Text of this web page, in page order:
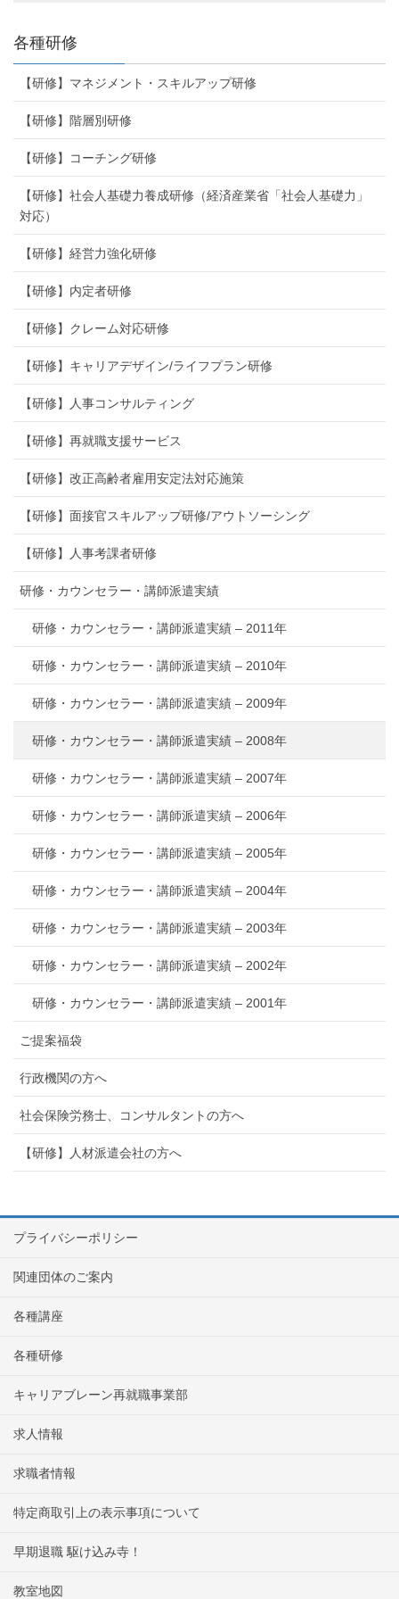
各種研修
【研修】マネジメント・スキルアップ研修
【研修】階層別研修
【研修】コーチング研修
【研修】社会人基礎力養成研修（経済産業省「社会人基礎力」
対応）
【研修】経営力強化研修
【研修】内定者研修
【研修】クレーム対応研修
【研修】キャリアデザイン/ライフプラン研修
【研修】人事コンサルティング
【研修】再就職支援サービス
【研修】改正高齢者雇用安定法対応施策
【研修】面接官スキルアップ研修/アウトソーシング
【研修】人事考課者研修
研修・カウンセラー・講師派遣実績
研修・カウンセラー・講師派遣実績 – 2011年
研修・カウンセラー・講師派遣実績 – 2010年
研修・カウンセラー・講師派遣実績 – 2009年
研修・カウンセラー・講師派遣実績 – 2008年
研修・カウンセラー・講師派遣実績 – 2007年
研修・カウンセラー・講師派遣実績 – 2006年
研修・カウンセラー・講師派遣実績 – 2005年
研修・カウンセラー・講師派遣実績 – 2004年
研修・カウンセラー・講師派遣実績 – 2003年
研修・カウンセラー・講師派遣実績 – 2002年
研修・カウンセラー・講師派遣実績 – 2001年
ご提案福袋
行政機関の方へ
社会保険労務士、コンサルタントの方へ
【研修】人材派遣会社の方へ
プライバシーポリシー
関連団体のご案内
各種講座
各種研修
キャリアブレーン再就職事業部
求人情報
求職者情報
特定商取引上の表示事項について
早期退職 駆け込み寺！
教室地図